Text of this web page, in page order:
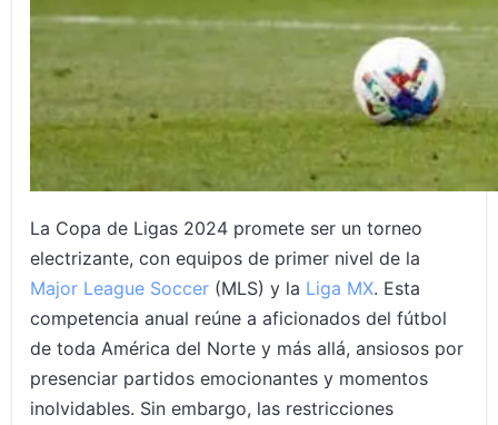
La Copa de Ligas 2024 promete ser un torneo
electrizante, con equipos de primer nivel de la
Major League Soccer (MLS) y la Liga MX. Esta
competencia anual reúne a aficionados del fútbol
de toda América del Norte y más allá, ansiosos por
presenciar partidos emocionantes y momentos
inolvidables. Sin embargo, las restricciones